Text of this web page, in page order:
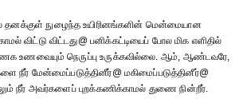
தனக்குள் நுழைந்த உயிரினங்களின் மென்மையான
விட்டு விட்டது@ பனிக்கட்டியைப் போல மிக எளிதில்
உணவையும் நெருப்பு உருக்கவில்லை. ஆம், ஆண்டவரே,
நீர் மேன்மைப்படுத்தினீர்@ மகிமைப்படுத்தினீர்@
நீர் அவர்களைப் புறக்கணிக்காமல் துணை நின்றீர்.